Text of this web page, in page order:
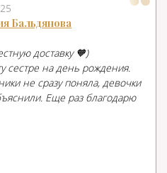
Бальдянова
доставку 🧡)
сестре на день рождения.
не сразу поняла, девочки
Еще раз благодарю